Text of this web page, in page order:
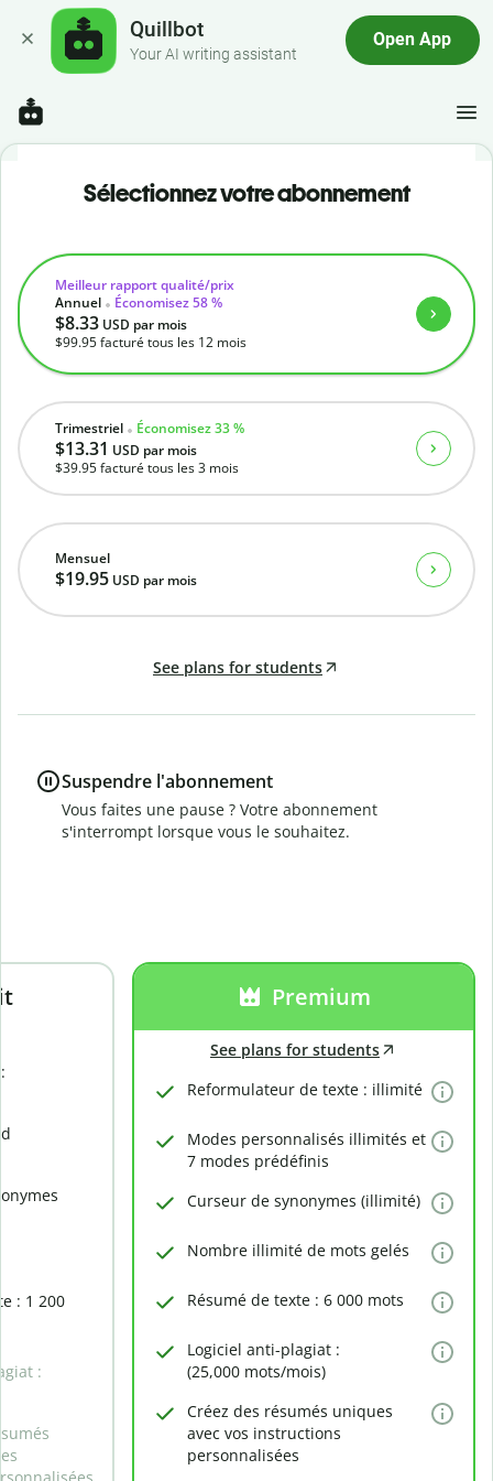
Quillbot
Your AI writing assistant
Open App
: 1 200
:
Premium
See plans for students
Reformulateur de texte : illimité
Modes personnalisés illimités et
7 modes prédéfinis
Curseur de synonymes (illimité)
Nombre illimité de mots gelés
Résumé de texte : 6 000 mots
Logiciel anti-plagiat :
(25,000 mots/mois)
Créez des résumés uniques
avec vos instructions
personnalisées
Sélectionnez votre abonnement
Mensuel
$19.95 USD par mois
Trimestriel Économisez 33 %
$13.31 USD par mois
$39.95facturé tous les 3 mois
Meilleur rapport qualité/prix
Annuel
Économisez 58 %
$8.33 USD par mois
$99.95facturé tous les 12 mois
See plans for students
Suspendre l'abonnement
Vous faites une pause ? Votre abonnement
s'interrompt lorsque vous le souhaitez.